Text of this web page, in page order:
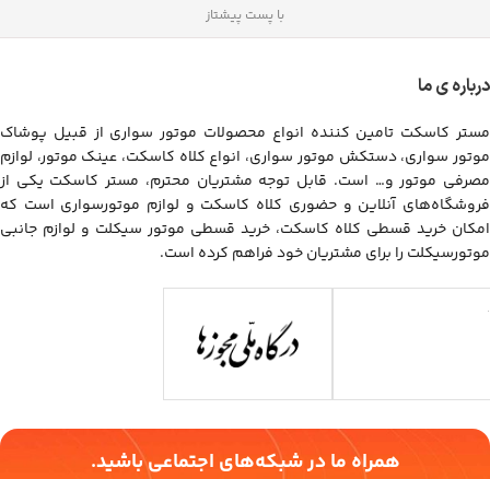
با پست پیشتاز
درباره ی ما
مستر کاسکت تامین کننده انواع محصولات موتور سواری از قبیل پوشاک
موتور سواری، دستکش موتور سواری، انواع کلاه کاسکت، عینک موتور، لوازم
مصرفی موتور و… است. قابل توجه مشتریان محترم، مستر کاسکت یکی از
فروشگاه‌های آنلاین و حضوری کلاه کاسکت و لوازم موتورسواری است که
امکان خرید قسطی کلاه کاسکت، خرید قسطی موتور سیکلت و لوازم جانبی
موتورسیکلت را برای مشتریان خود فراهم کرده است.
همراه ما در شبکه‌های اجتماعی باشید.